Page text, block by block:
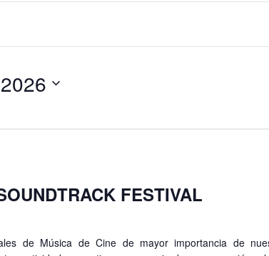
FESTIVAL
de Música de Cine de mayor importancia de